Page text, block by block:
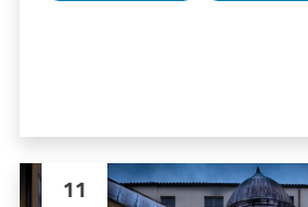
11